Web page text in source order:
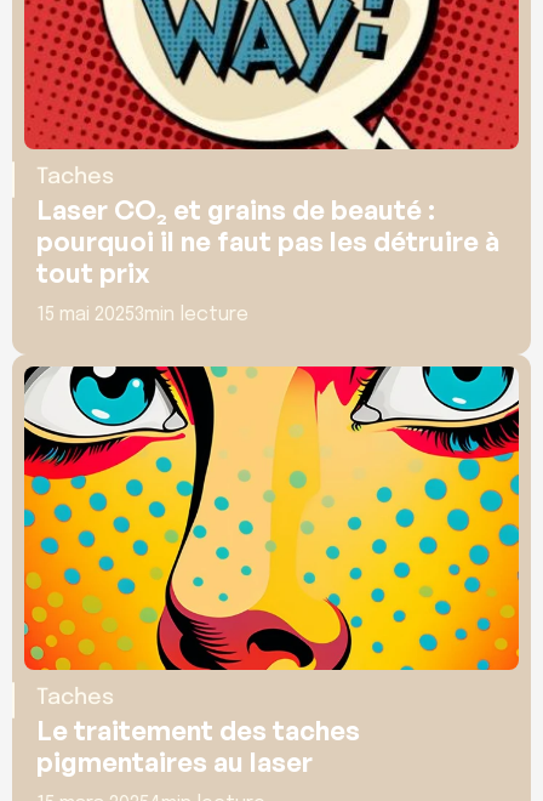
Taches
Laser CO₂ et grains de beauté :
pourquoi il ne faut pas les détruire à
tout prix
15 mai 20253min lecture
Taches
Le traitement des taches
pigmentaires au laser